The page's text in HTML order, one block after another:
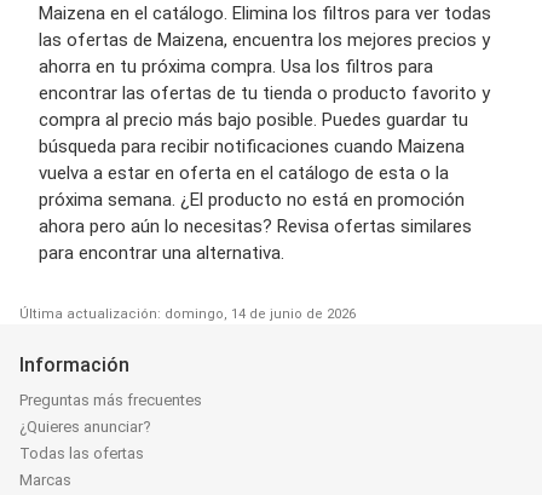
Maizena en el catálogo. Elimina los filtros para ver todas
las ofertas de Maizena, encuentra los mejores precios y
ahorra en tu próxima compra. Usa los filtros para
encontrar las ofertas de tu tienda o producto favorito y
compra al precio más bajo posible. Puedes guardar tu
búsqueda para recibir notificaciones cuando Maizena
vuelva a estar en oferta en el catálogo de esta o la
próxima semana. ¿El producto no está en promoción
ahora pero aún lo necesitas? Revisa ofertas similares
para encontrar una alternativa.
Última actualización: domingo, 14 de junio de 2026
Información
Preguntas más frecuentes
¿Quieres anunciar?
Todas las ofertas
Marcas